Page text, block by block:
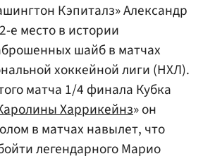
Кэпиталз» Александр
е место в истории
шайб в матчах
хоккейной лиги (НХЛ).
матча 1/4 финала Кубка
Харрикейнз» он
в матчах навылет, что
легендарного Марио